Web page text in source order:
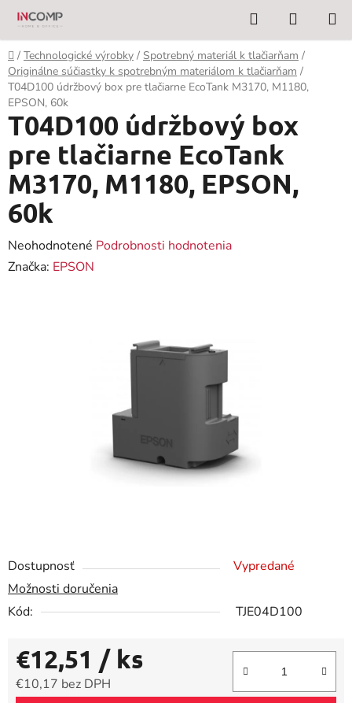
Prejsť
obsah
Hľadať
KOŠÍK
Domov
/ Technologické výrobky / Spotrebný materiál k tlačiarňam /
Originálne súčiastky k spotrebným materiálom k tlačiarňam /
T04D100 údržbový box pre tlačiarne EcoTank M3170, M1180,
EPSON, 60k
Dostupnosť
Vypredané
Možnosti doručenia
Kód:
TJE04D100
€12,51 / ks
€10,17 bez DPH
T04D100 údržbový box
pre tlačiarne EcoTank
M3170, M1180, EPSON,
60k
Priemerné
hodnotenie
Neohodnotené Podrobnosti hodnotenia
Značka: EPSON